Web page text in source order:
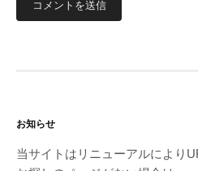
お知らせ
当サイトはリニューアルにより